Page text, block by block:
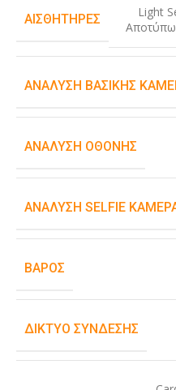
ΑΙΣΘΗΤΉΡΕΣ Light
ΑΝΆΛΥΣΗ ΒΑΣΙΚΉΣ
ΑΝΆΛΥΣΗ ΟΘΌΝΗΣ
ΑΝΆΛΥΣΗ SELFIE
ΒΆΡΟΣ
ΔΊΚΤΥΟ ΣΎΝΔΕΣΗΣ